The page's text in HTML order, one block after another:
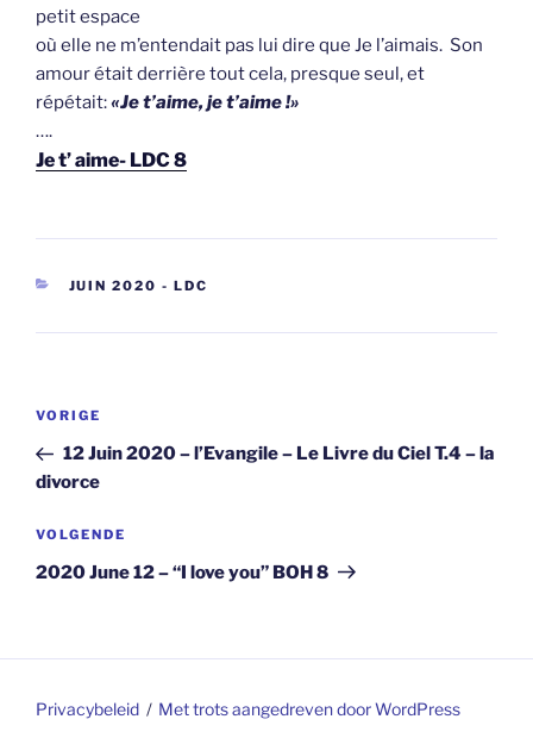
petit espace
où elle ne m’entendait pas lui dire que Je l’aimais. Son
amour était derrière tout cela, presque seul, et
répétait:«Je t’aime, je t’aime !»
….
Je t’ aime- LDC 8
CATEGORIEËN
JUIN 2020 - LDC
Berichtnavigatie
Vorig
bericht
VORIGE
12 Juin 2020 – l’Evangile – Le Livre du Ciel T.4 – la
divorce
Volgend
bericht
VOLGENDE
2020 June 12 – “I love you” BOH 8
Privacybeleid Met trots aangedreven door WordPress